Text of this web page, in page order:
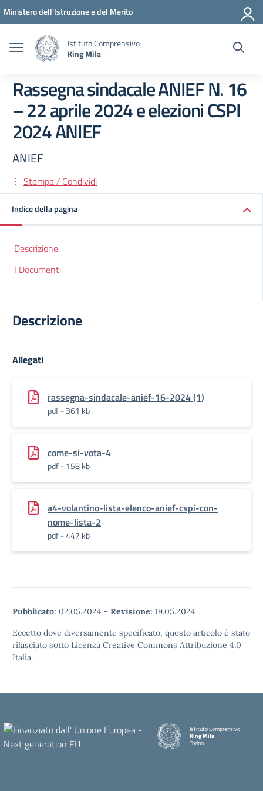
Vai ai contenuti
Vai al menu di navigazione
Vai al footer
Ministero dell'Istruzione e del Merito
Istituto Comprensivo
King Mila
Rassegna sindacale ANIEF N. 16
– 22 aprile 2024 e elezioni CSPI
2024 ANIEF
ANIEF
Stampa / Condividi
Indice della pagina
Descrizione
I Documenti
Descrizione
Allegati
rassegna-sindacale-anief-16-2024 (1)
pdf - 361 kb
come-si-vota-4
pdf - 158 kb
a4-volantino-lista-elenco-anief-cspi-con-
nome-lista-2
pdf - 447 kb
Pubblicato: 02.05.2024 - Revisione: 19.05.2024
Eccetto dove diversamente specificato, questo articolo è stato
rilasciato sotto Licenza Creative Commons Attribuzione 4.0
Italia.
Istituto Comprensivo
King Mila
Torino